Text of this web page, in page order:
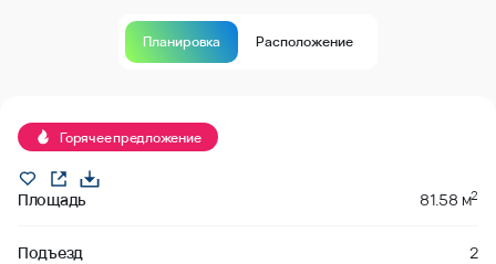
Планировка Расположение
Горячее предложение
Площадь 81.58 м2
Подъезд 2